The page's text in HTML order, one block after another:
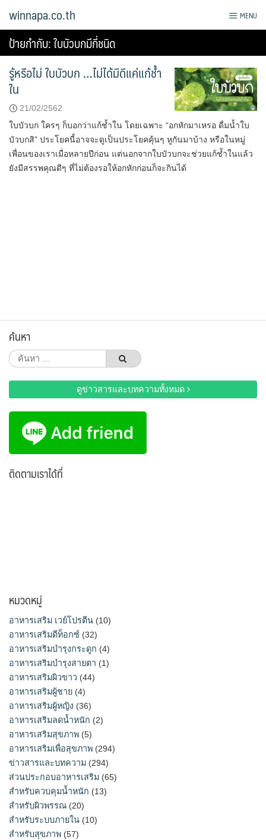
winnapa.co.th MENU
ป้ายกำกับ:ใบบัวบกมีกี่ชนิด
รู้หรือไม่ ใบบัวบก …ไม่ได้มีดีแค่แก้ช้ำ
ใน
21/02/2562
ใบบัวบก ใครๆ ก็บอกว่าแก้ช้ำใน โดยเฉพาะ “อกหักมาเหรอ ดื่มน้ำใบ
บัวบกสิ” ประโยคนี้อาจจะดูเป็นประโยคคุ้นๆ หูกันมาบ้าง หรือในหมู่
เพื่อนของเราเมื่อหลายปีก่อน แต่นอกจากใบบัวบกจะช่วยแก้ช้ำในแล้ว
ยังมีสรรพคุณดีๆ ที่ไม่ต้องรอให้อกหักก่อนก็จะกินได้
ค้นหา
ค้นหา
สำหรับ:
ดูข่าวสารและบทความทั้งหมด
ติดตามเราได้ที่
หมวดหมู่
อาหารเสริม เวย์โปรตีน (10)
อาหารเสริมดีท็อกซ์ (32)
อาหารเสริมบำรุงกระดูก (4)
อาหารเสริมบำรุงสายตา (1)
อาหารเสริมผิวขาว (44)
อาหารเสริมผู้ชาย (4)
อาหารเสริมผู้หญิง (36)
อาหารเสริมลดน้ำหนัก (2)
อาหารเสริมสุขภาพ (5)
อาหารเสริมเพื่อสุขภาพ (294)
ข่าวสารและบทความ (294)
ส่วนประกอบอาหารเสริม (65)
สำหรับควบคุมน้ำหนัก (13)
สำหรับผิวพรรณ (20)
สำหรับระบบภายใน (10)
สำหรับสุขภาพ (57)